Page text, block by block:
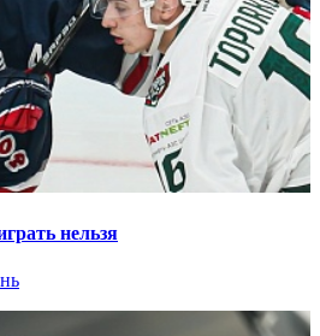
нельзя